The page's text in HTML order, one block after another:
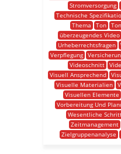
Stromversorgung
Technische
Thema
Ton
überzeugendes Video
Urheberrechtsfragen
Verpflegung
Videoschnitt
Visuell Ansprechend
Visuelle Materialien
Visuellen Elemente
Vorbereitung Und
Wesentliche
Zeitmanagement
Zielgruppenanalyse